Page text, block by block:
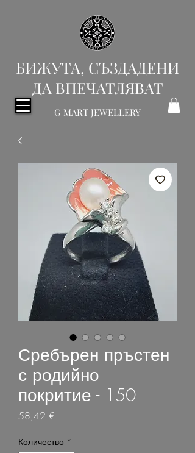
БИЖУТА, СЪЗДАДЕНИ
ДА ВПЕЧАТЛЯВАТ
G MART JEWELLERY
Сребърен пръстен
с родийно
покритие - 150
58,42 €
Количество *